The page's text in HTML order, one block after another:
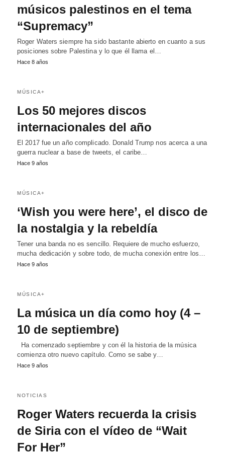
músicos palestinos en el tema
“Supremacy”
Roger Waters siempre ha sido bastante abierto en cuanto a sus
posiciones sobre Palestina y lo que él llama el…
Hace 8 años
MÚSICA+
Los 50 mejores discos
internacionales del año
El 2017 fue un año complicado. Donald Trump nos acerca a una
guerra nuclear a base de tweets, el caribe…
Hace 9 años
MÚSICA+
‘Wish you were here’, el disco de
la nostalgia y la rebeldía
Tener una banda no es sencillo. Requiere de mucho esfuerzo,
mucha dedicación y sobre todo, de mucha conexión entre los…
Hace 9 años
MÚSICA+
La música un día como hoy (4 –
10 de septiembre)
Ha comenzado septiembre y con él la historia de la música
comienza otro nuevo capítulo. Como se sabe y…
Hace 9 años
NOTICIAS
Roger Waters recuerda la crisis
de Siria con el vídeo de “Wait
For Her”